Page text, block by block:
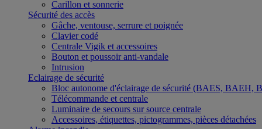
Carillon et sonnerie
Sécurité des accès
Gâche, ventouse, serrure et poignée
Clavier codé
Centrale Vigik et accessoires
Bouton et poussoir anti-vandale
Intrusion
Eclairage de sécurité
Bloc autonome d'éclairage de sécurité (BAES,
Télécommande et centrale
Luminaire de secours sur source centrale
Accessoires, étiquettes, pictogrammes, pièces détachées